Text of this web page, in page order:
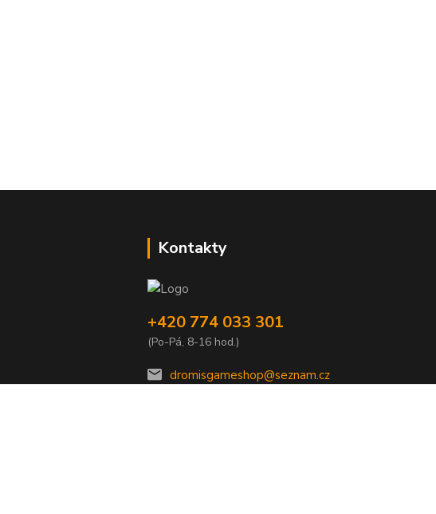
Kontakty
+420 774 033 301
(Po-Pá, 8-16 hod.)
dromisgameshop@seznam.cz